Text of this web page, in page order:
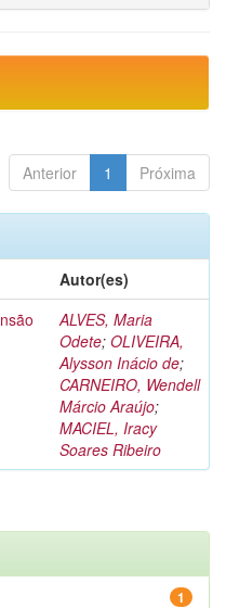
Anterior 1 Próxima
Autor(es)
ALVES, Maria
Odete; OLIVEIRA,
Alysson Inácio de;
CARNEIRO, Wendell
Márcio Araújo;
MACIEL, Iracy
Soares Ribeiro
1